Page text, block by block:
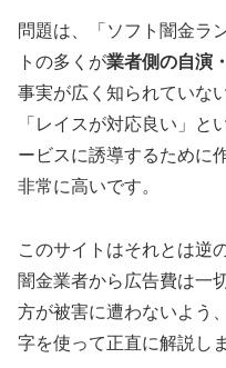
問題は、「ソフト闇金ラ
トの多くが業者側の自演
事実が広く知られていな
「レイスが対応良い」と
ービスに誘導するために
非常に高いです。
このサイトはそれとは逆
闇金業者から広告費は一
方が被害に遭わないよう
字を使って正直に解説しま